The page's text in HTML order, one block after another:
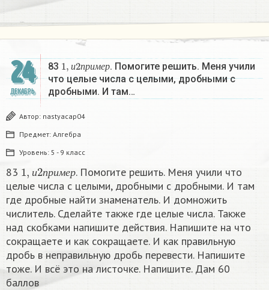
24
ДЕКАБРЬ
83 и пр име р
1,и 2пример
. Помогите решить. Меня учили
что целые числа с целыми, дробными с
дробными. И там…
Автор: nastyacap04
Предмет: Алгебра
Уровень: 5 - 9 класс
83 и п р име р
1 2п
. Помогите решить. Меня учили что
целые числа с целыми, дробными с дробными. И там
где дробные найти знаменатель. И домножить
числитель. Сделайте также где целые числа. Также
над скобками напишите действия. Напишите на что
сокращаете и как сокращаете. И как правильную
дробь в неправильную дробь перевести. Напишите
тоже. И всё это на листочке. Напишите. Дам 60
баллов